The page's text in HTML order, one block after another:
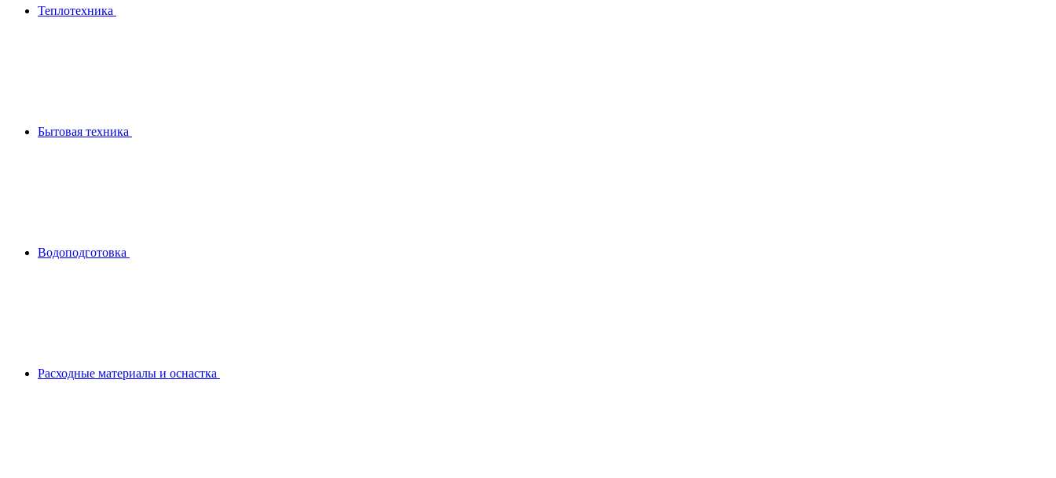
Теплотехника
Бытовая техника
Водоподготовка
Расходные материалы и оснастка